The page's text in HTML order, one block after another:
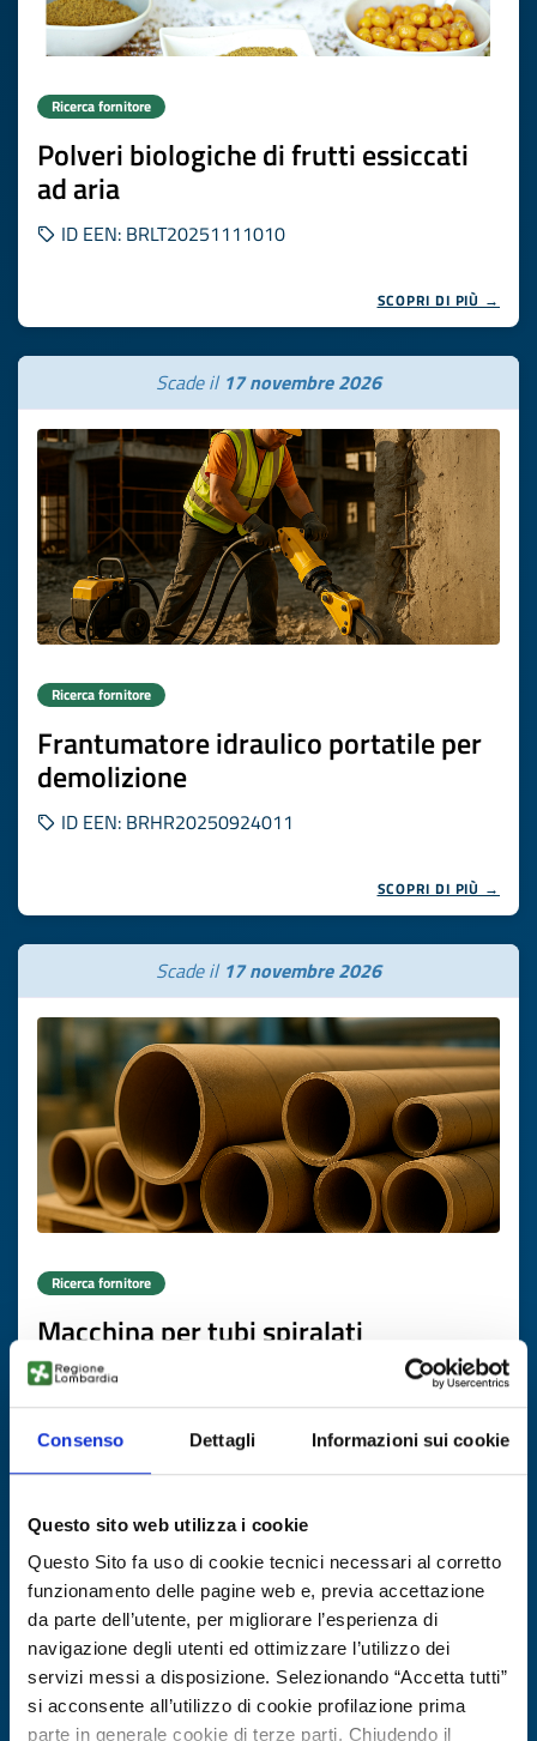
Consenso Dettagli Informazioni sui cookie
Questo sito web utilizza i cookie
Questo Sito fa uso di cookie tecnici necessari al corretto
funzionamento delle pagine web e, previa accettazione
da parte dell’utente, per migliorare l’esperienza di
navigazione degli utenti ed ottimizzare l’utilizzo dei
servizi messi a disposizione. Selezionando “Accetta tutti”
si acconsente all’utilizzo di cookie profilazione prima
parte in generale cookie di terze parti. Chiudendo il
Ricerca fornitore
Polveri biologiche di frutti essiccati
ad aria
ID EEN: BRLT20251111010
SCOPRI DI PIÙ →
Scade il 17 novembre 2026
Ricerca fornitore
Frantumatore idraulico portatile per
demolizione
ID EEN: BRHR20250924011
SCOPRI DI PIÙ →
Scade il 17 novembre 2026
Ricerca fornitore
Macchina per tubi spiralati
ID EEN: BRFR20250804007
SCOPRI DI PIÙ →
Scade il17 novembre 2026